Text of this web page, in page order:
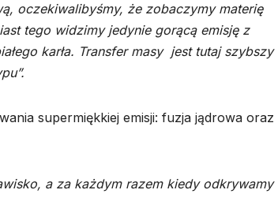
oczekiwalibyśmy, że zobaczymy materię
tego widzimy jedynie gorącą emisję z
karła. Transfer masy jest tutaj szybszy
supermiękkiej emisji: fuzja jądrowa oraz
a za każdym razem kiedy odkrywamy